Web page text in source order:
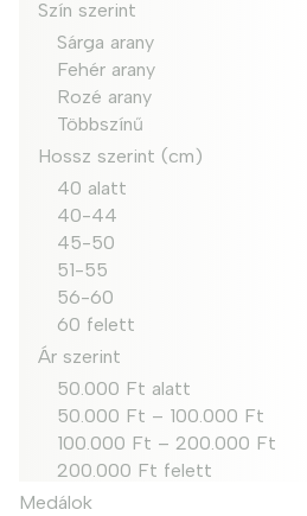
Szín szerint
Sárga arany
Fehér arany
Rozé arany
Többszínű
Hossz szerint (cm)
40 alatt
40-44
45-50
51-55
56-60
60 felett
Ár szerint
50.000 Ft alatt
50.000 Ft – 100.000 Ft
100.000 Ft – 200.000 Ft
200.000 Ft felett
Medálok